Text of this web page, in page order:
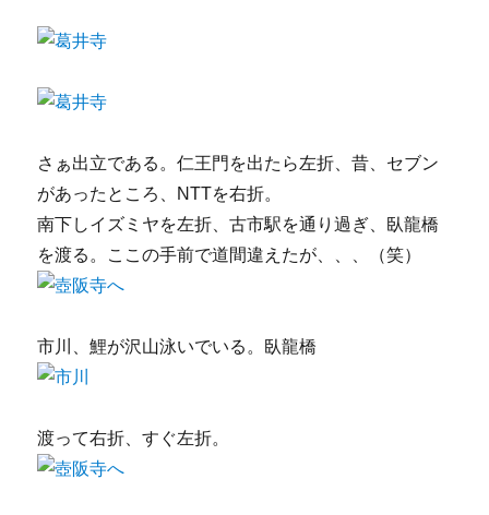
さぁ出立である。仁王門を出たら左折、昔、セブン
があったところ、NTTを右折。
南下しイズミヤを左折、古市駅を通り過ぎ、臥龍橋
を渡る。ここの手前で道間違えたが、、、（笑）
市川、鯉が沢山泳いでいる。臥龍橋
渡って右折、すぐ左折。